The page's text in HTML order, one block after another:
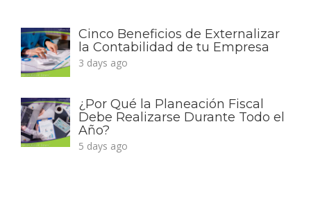
Cinco Beneficios de Externalizar
la Contabilidad de tu Empresa
3 days ago
¿Por Qué la Planeación Fiscal
Debe Realizarse Durante Todo el
Año?
5 days ago